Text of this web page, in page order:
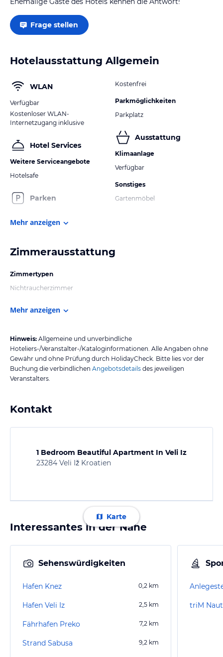
Frage stellen
Hotelausstattung Allgemein
WLAN
Verfügbar
Kostenloser WLAN-
Internetzugang inklusive
Hotel Services
Weitere Serviceangebote
Hotelsafe
Parken
Kostenfrei
Parkmöglichkeiten
Parkplatz
Ausstattung
Klimaanlage
Verfügbar
Sonstiges
Gartenmöbel
Mehr anzeigen
Zimmerausstattung
Zimmertypen
Nichtraucherzimmer
Mehr anzeigen
Hinweis: Allgemeine und unverbindliche
Hoteliers-/Veranstalter-/Kataloginformationen. Alle Angaben ohne
Gewähr und ohne Prüfung durch HolidayCheck. Bitte lies vor der
Buchung die verbindlichen Angebotsdetails des jeweiligen
Veranstalters.
Kontakt
1 Bedroom Beautiful Apartment In Veli Iz
23284 Veli Iž Kroatien
Karte
Interessantes in der Nähe
Sehenswürdigkeiten
Hafen Knez 0,2 km
Hafen Veli Iz 2,5 km
Fährhafen Preko 7,2 km
Strand Sabusa 9,2 km
triM